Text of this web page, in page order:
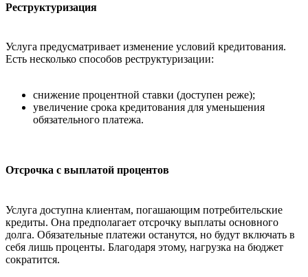
Реструктуризация
Услуга предусматривает изменение условий кредитования.
Есть несколько способов реструктуризации:
снижение процентной ставки (доступен реже);
увеличение срока кредитования для уменьшения
обязательного платежа.
Отсрочка с выплатой процентов
Услуга доступна клиентам, погашающим потребительские
кредиты. Она предполагает отсрочку выплаты основного
долга. Обязательные платежи останутся, но будут включать в
себя лишь проценты. Благодаря этому, нагрузка на бюджет
сократится.